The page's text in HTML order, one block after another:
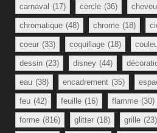
carnaval (17) cercle (36)
chromatique (48) chrome (18)
coeur (33) coquillage (18)
dessin (23) disney (44)
eau (38) encadrement (35)
feu (42) feuille (16) flamme (30)
forme (816) glitter (18) grille (23)